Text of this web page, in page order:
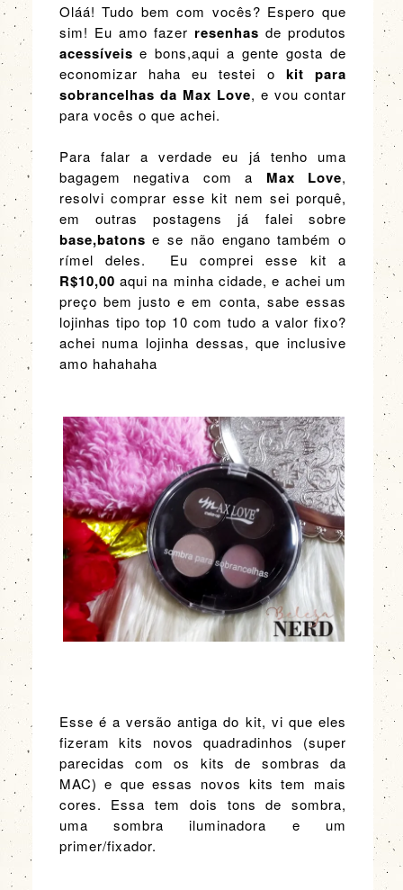
Oláá! Tudo bem com vocês? Espero que
sim! Eu amo fazer resenhas de produtos
acessíveise bons,aqui a gente gosta de
economizar haha eu testei o kit para
sobrancelhas da Max Love, e vou contar
para vocês o que achei.
Para falar a verdade eu já tenho uma
bagagem negativa com a Max Love,
resolvi comprar esse kit nem sei porquê,
em outras postagens já falei sobre
base,batons e se não engano também o
rímel deles. Eu comprei esse kit a
R$10,00 aqui na minha cidade, e achei um
preço bem justo e em conta, sabe essas
lojinhas tipo top 10 com tudo a valor fixo?
achei numa lojinha dessas, que inclusive
amo hahahaha
Esse é a versão antiga do kit, vi que eles
fizeram kits novos quadradinhos (super
parecidas com os kits de sombras da
MAC) e que essas novos kits tem mais
cores. Essa tem dois tons de sombra,
uma sombra iluminadora e um
primer/fixador.